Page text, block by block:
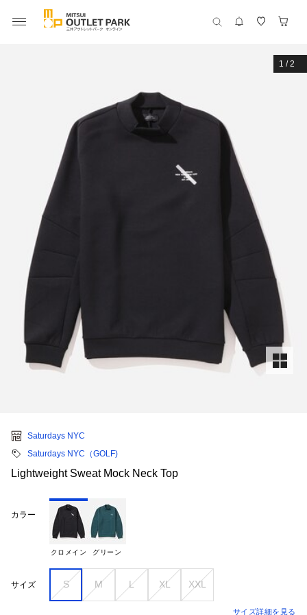
1 /2
Saturdays NYC
Saturdays NYC（GOLF)
Lightweight Sweat Mock Neck Top
カラー
クロメイン グリーン
サイズ S M L XL XXL
サイズ詳細を見る